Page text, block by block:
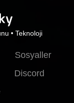
• Teknoloji
Sosyaller
Discord